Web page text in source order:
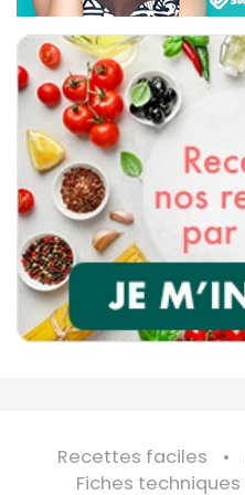
Recettes faciles
Fiches techniques